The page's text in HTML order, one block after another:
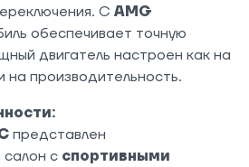
С AMG
обеспечивает точную
двигатель настроен как на
на производительность.
представлен
салон с спортивными